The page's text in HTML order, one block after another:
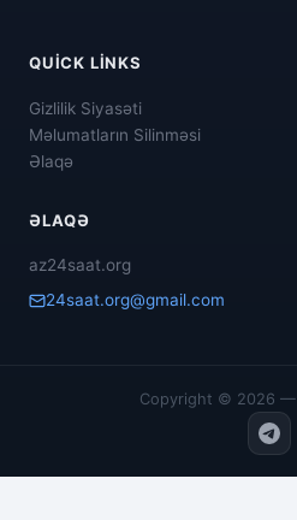
QUICK LINKS
Gizlilik Siyasəti
Məlumatların Silinməsi
Əlaqə
ƏLAQƏ
az24saat.org
24saat.org@gmail.com
Copyright © 2026 —